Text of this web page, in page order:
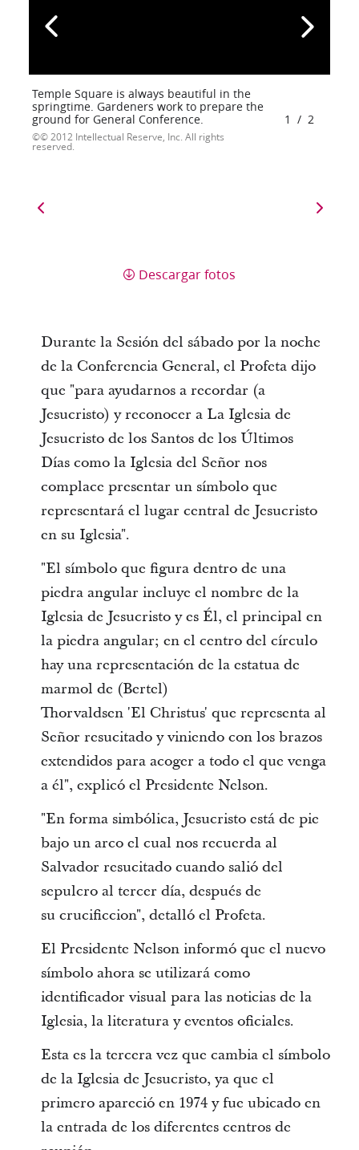
Temple Square is always beautiful in the
springtime. Gardeners work to prepare the
ground for General Conference.
© 2012 Intellectual Reserve, Inc. All rights
reserved.
1 / 2
Descargar fotos
Durante la Sesión del sábado por la noche
de la Conferencia General, el Profeta dijo
que "para ayudarnos a recordar (a
Jesucristo) y reconocer a La Iglesia de
Jesucristo de los Santos de los Últimos
Días como la Iglesia del Señor nos
complace presentar un símbolo que
representará el lugar central de Jesucristo
en su Iglesia".
"El símbolo que figura dentro de una
piedra angular incluye el nombre de la
Iglesia de Jesucristo y es Él, el principal en
la piedra angular; en el centro del círculo
hay una representación de la estatua de
marmol de (Bertel)
Thorvaldsen 'El Christus' que representa al
Señor resucitado y viniendo con los brazos
extendidos para acoger a todo el que venga
a él", explicó el Presidente Nelson.
"En forma simbólica, Jesucristo está de pie
bajo un arco el cual nos recuerda al
Salvador resucitado cuando salió del
sepulcro al tercer día, después de
su crucificcion", detalló el Profeta.
El Presidente Nelson informó que el nuevo
símbolo ahora se utilizará como
identificador visual para las noticias de la
Iglesia, la literatura y eventos oficiales.
Esta es la tercera vez que cambia el símbolo
de la Iglesia de Jesucristo, ya que el
primero apareció en 1974 y fue ubicado en
la entrada de los diferentes centros de